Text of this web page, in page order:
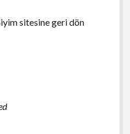
sitesine geri dön